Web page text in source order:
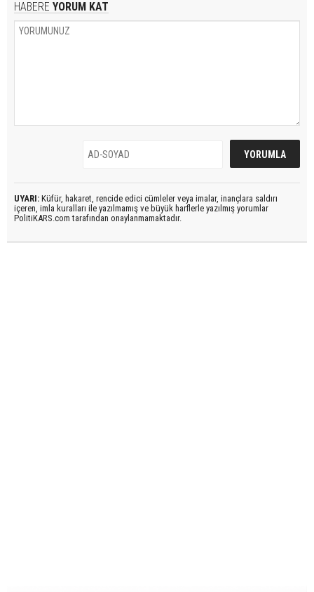
HABERE YORUM KAT
UYARI: Küfür, hakaret, rencide edici cümleler veya imalar, inançlara saldırı
içeren, imla kuralları ile yazılmamış ve büyük harflerle yazılmış yorumlar
PolitiKARS.com tarafından onaylanmamaktadır.